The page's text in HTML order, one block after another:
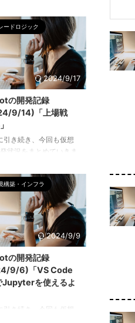
「機械学習を用いた価
」についてまとめてい
ード戦略の種別 金融市
レード戦略は大きく分
測系」と「鞘取り系」
す。それぞれの戦略に
が異なります。 価格予
イプの戦略は、さまざ
（ファンダメンタルズ
カル分析、統計的方法
て将来の価格を予測
づいて売買を行いま
ードロジック
2024/9/17
の開発記録
9/14)「上場戦
引き続き、今回も仮想
状況をまとめていきま
紹介します。 よし、全
ずは「二次トークン市
学んだことを実践す
DeFiって独特の文化が
t.co/Ci7Xb7ejkE— よ
(@yodakablog)
2024 上場戦って何？
は、特に金融市場にお
式や仮想通貨が公式に
される際の、そ ...
構築・インフラ
2024/9/9
の開発記録
9/6)「VS Code
Jupyterを使えるよ
引き続き、今回も仮想